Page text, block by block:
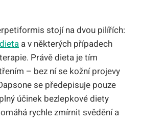
stojí na dvou pilířích:
a v některých případech
Právě dieta je tím
– bez ní se kožní projevy
se předepisuje pouze
účinek bezlepkové diety
rychle zmírnit svědění a